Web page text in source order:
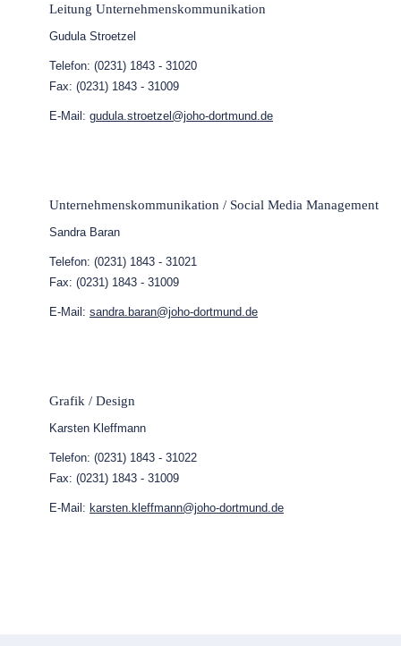
Leitung Unternehmenskommunikation
Gudula Stroetzel
Telefon: (0231) 1843 - 31020
Fax: (0231) 1843 - 31009
E-Mail: gudula.stroetzel@joho-dortmund.de
Unternehmenskommunikation / Social Media Management
Sandra Baran
Telefon: (0231) 1843 - 31021
Fax: (0231) 1843 - 31009
E-Mail: sandra.baran@joho-dortmund.de
Grafik / Design
Karsten Kleffmann
Telefon: (0231) 1843 - 31022
Fax: (0231) 1843 - 31009
E-Mail: karsten.kleffmann@joho-dortmund.de